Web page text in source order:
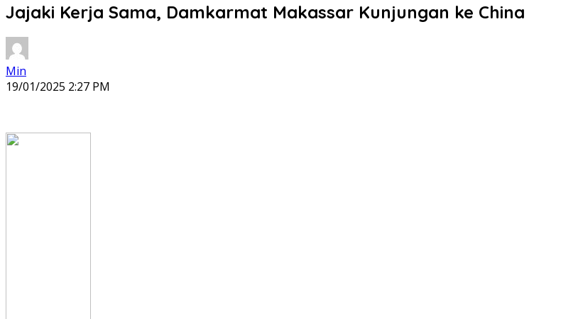
Jajaki Kerja Sama, Damkarmat Makassar Kunjungan ke China
Min
19/01/2025 2:27 PM